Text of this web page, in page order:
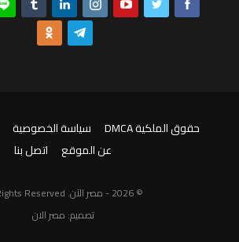
حقوق الملكية DMCA سياسة الخصوصية
عن الموقع
اتصل بنا
© 2026 - مصر الآن. All Rights Reserved
تصميم: مصر الان